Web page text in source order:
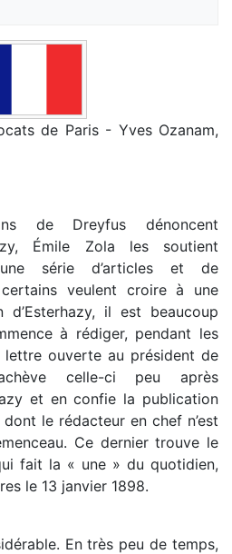
de Paris - Yves Ozanam,
de Dreyfus dénoncent
Émile Zola les soutient
série d’articles et de
veulent croire à une
d’Esterhazy, il est beaucoup
à rédiger, pendant les
ouverte au président de
celle-ci peu après
et en confie la publication
dont le rédacteur en chef n’est
Ce dernier trouve le
fait la « une » du quotidien,
le 13 janvier 1898.
En très peu de temps,